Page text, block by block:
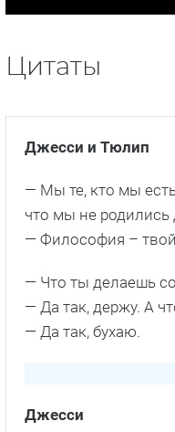
Цитаты
Джесси и Тюлип
— Мы те, кто мы
что мы не родились
— Философия –
— Что ты делаешь
— Да так, держу. А
— Да так, бухаю.
Джесси